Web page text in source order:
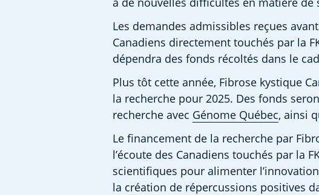
Les demandes admissibles reçues
Canadiens directement touchés par la
dépendra des fonds récoltés dans le
Plus tôt cette année, Fibrose kystique
la recherche pour 2025. Des fonds
recherche avec Génome Québec, ainsi
Le financement de la recherche par
l’écoute des Canadiens touchés par la
scientifiques pour alimenter
la création de répercussions positives